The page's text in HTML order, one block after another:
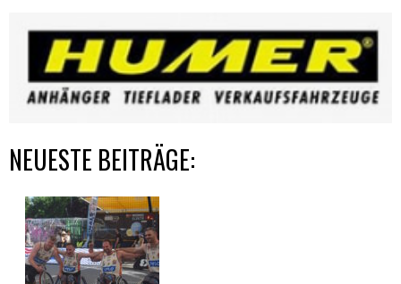
NEUESTE BEITRÄGE: